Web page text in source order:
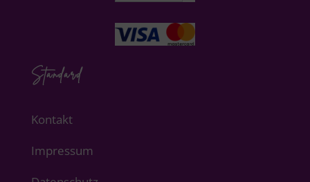
Standard
Kontakt
Impressum